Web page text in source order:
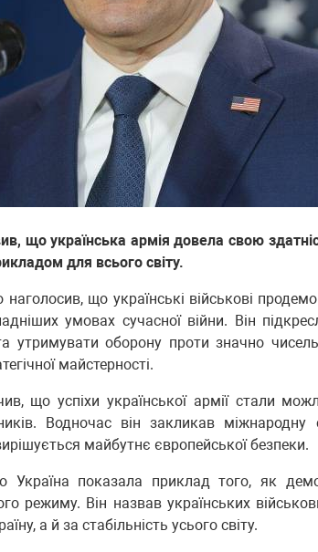
що українська армія довела свою
для всього світу.
що українські військові
умовах сучасної війни. Він
утримувати оборону проти значно
майстерності.
що успіхи української армії стали
Водночас він закликав міжнародну
майбутнє європейської безпеки.
Україна показала приклад того, як
режиму. Він назвав українських
а й за стабільність усього світу.